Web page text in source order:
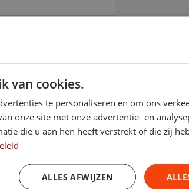
Prijs per maand
€ 616,34
van cookies.
te personaliseren en om ons
onze site met onze advertentie- en
die u aan hen heeft verstrekt of die zij
ALLES AFWIJZEN